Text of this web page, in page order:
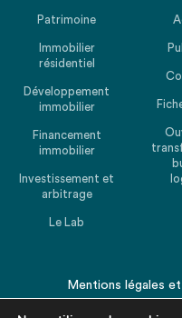
Patrimoine
Immobilier
résidentiel
Développement
immobilier
Financement
immobilier
Investissement et
arbitrage
Le Lab
Mentions légales et